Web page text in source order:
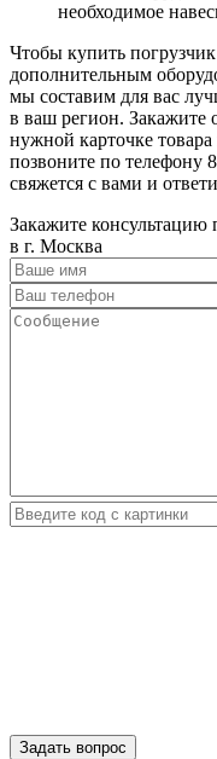
необходимое
Чтобы купить
дополнительным
мы составим для вас
в ваш регион. Закажите
нужной карточке
позвоните по телефону
свяжется с вами и
Закажите
в г. Москва